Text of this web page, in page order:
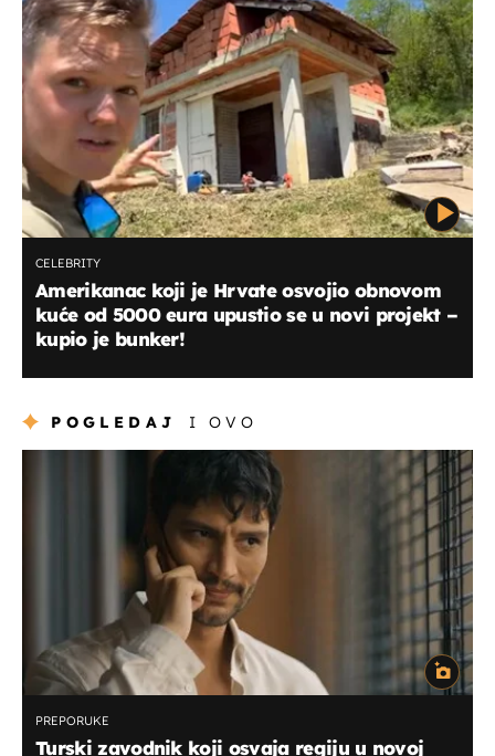
CELEBRITY
Amerikanac koji je Hrvate osvojio obnovom
kuće od 5000 eura upustio se u novi projekt –
kupio je bunker!
POGLEDAJ I OVO
PREPORUKE
Turski zavodnik koji osvaja regiju u novoj